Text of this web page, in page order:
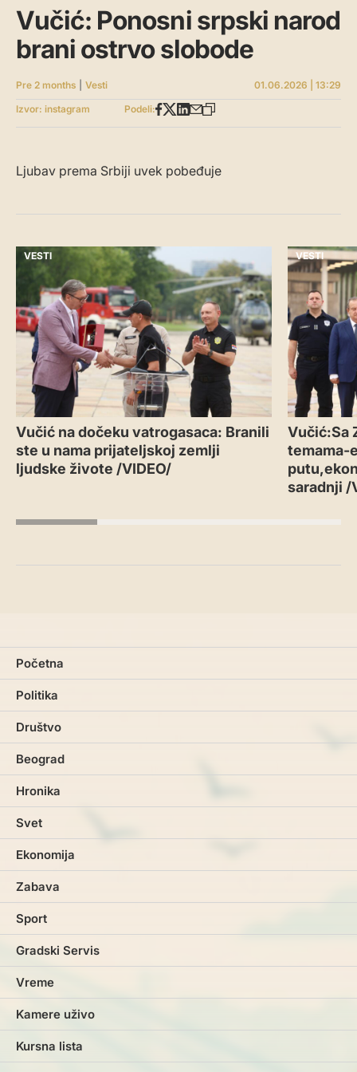
Vučić: Ponosni srpski narod
brani ostrvo slobode
Pre 2 months Vesti
01.06.2026 | 13:29
Izvor: instagram
Podeli:
Ljubav prema Srbiji uvek pobeđuje
VESTI
Vučić na dočeku vatrogasaca: Branili
ste u nama prijateljskoj zemlji
ljudske živote /VIDEO/
VESTI
Vučić:Sa
temama-
saradnji /
Početna
Politika
Društvo
Beograd
Hronika
Svet
Ekonomija
Zabava
Sport
Gradski Servis
Vreme
Kamere uživo
Kursna lista